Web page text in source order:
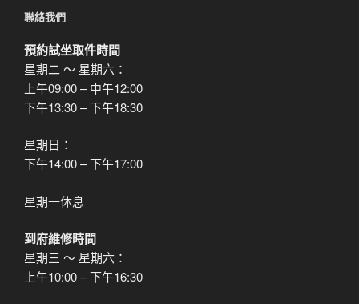
聯絡我們
預約試坐取件時間
星期二 ～ 星期六：
上午09:00 – 中午12:00
下午13:30 – 下午18:30
星期日：
下午14:00 – 下午17:00
星期一休息
到府維修時間
星期三 ～ 星期六：
上午10:00 – 下午16:30